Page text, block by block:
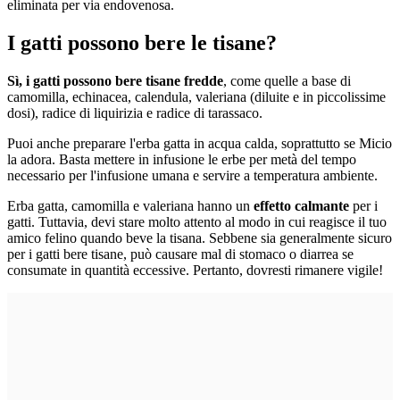
eliminata per via endovenosa.
I gatti possono bere le tisane?
Sì, i gatti possono bere tisane fredde, come quelle a base di
camomilla, echinacea, calendula, valeriana (diluite e in piccolissime
dosi), radice di liquirizia e radice di tarassaco.
Puoi anche preparare l'erba gatta in acqua calda, soprattutto se Micio
la adora. Basta mettere in infusione le erbe per metà del tempo
necessario per l'infusione umana e servire a temperatura ambiente.
Erba gatta, camomilla e valeriana hanno un effetto calmante per i
gatti. Tuttavia, devi stare molto attento al modo in cui reagisce il tuo
amico felino quando beve la tisana. Sebbene sia generalmente sicuro
per i gatti bere tisane, può causare mal di stomaco o diarrea se
consumate in quantità eccessive. Pertanto, dovresti rimanere vigile!